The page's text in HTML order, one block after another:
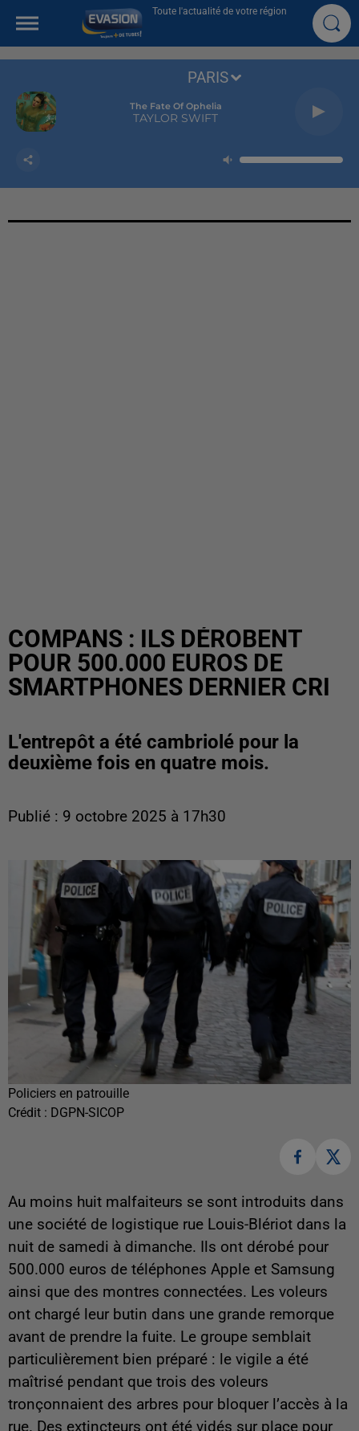
Toute l'actualité de votre région
The Fate Of Ophelia
TAYLOR SWIFT
PARIS
COMPANS : ILS DÉROBENT
POUR 500.000 EUROS DE
SMARTPHONES DERNIER CRI
L'entrepôt a été cambriolé pour la
deuxième fois en quatre mois.
Publié : 9 octobre 2025 à 17h30
Policiers en patrouille
Crédit : DGPN-SICOP
Au moins huit malfaiteurs se sont introduits dans
une société de logistique rue Louis-Blériot dans la
nuit de samedi à dimanche. Ils ont dérobé pour
500.000 euros de téléphones Apple et Samsung
ainsi que des montres connectées. Les voleurs
ont chargé leur butin dans une grande remorque
avant de prendre la fuite. Le groupe semblait
particulièrement bien préparé : le vigile a été
maîtrisé pendant que trois des voleurs
tronçonnaient des arbres pour bloquer l’accès à la
rue. Des extincteurs ont été vidés sur place pour